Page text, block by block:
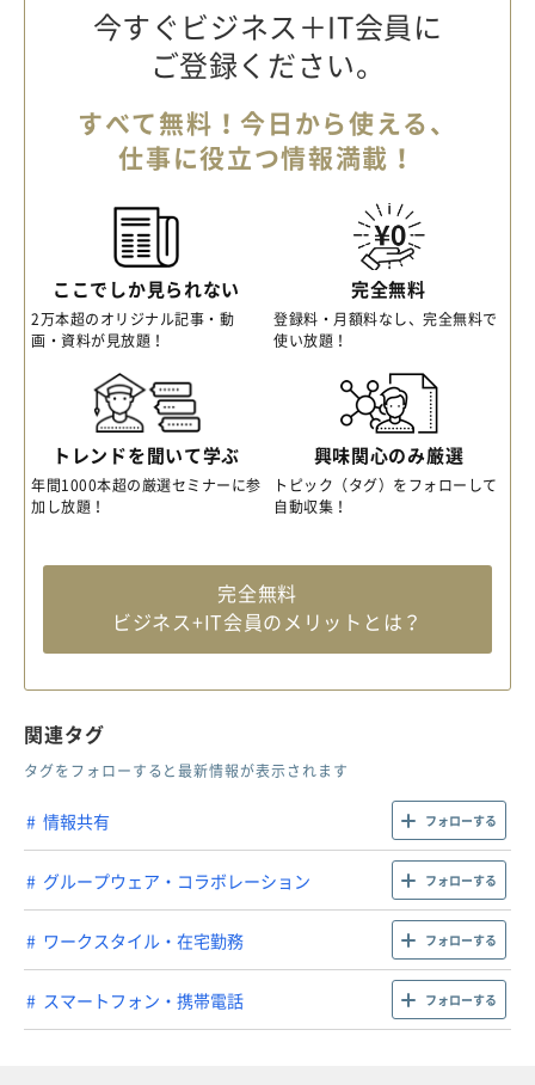
今すぐビジネス＋IT会員に
ご登録ください。
すべて無料！今日から使える、
仕事に役立つ情報満載！
ここでしか見られない
2万本超のオリジナル記事・動
画・資料が見放題！
完全無料
登録料・月額料なし、完全無料で
使い放題！
トレンドを聞いて学ぶ
年間1000本超の厳選セミナーに参
加し放題！
興味関心のみ厳選
トピック（タグ）をフォローして
自動収集！
完全無料
ビジネス+IT会員のメリットとは？
関連タグ
タグをフォローすると最新情報が表示されます
情報共有 フォローする
グループウェア・コラボレーション フォローする
ワークスタイル・在宅勤務 フォローする
スマートフォン・携帯電話 フォローする